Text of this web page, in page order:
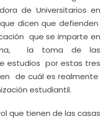
de Universitarios en
dicen que defienden
que se imparte en
la toma de las
estudios por estas tres
de cuál es realmente
estudiantil.
que tienen de las casas